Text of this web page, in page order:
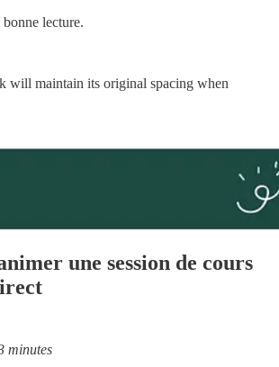
lecture.
will maintain its original spacing when
une session de cours
minutes